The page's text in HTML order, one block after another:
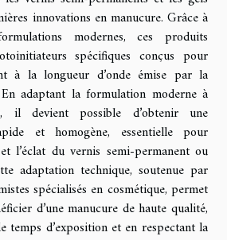
innovations en manucure. Grâce à
modernes, ces produits
spécifiques conçus pour
à la longueur d’onde émise par la
adaptant la formulation moderne à
il devient possible d’obtenir une
et homogène, essentielle pour
l’éclat du vernis semi-permanent ou
adaptation technique, soutenue par
spécialisés en cosmétique, permet
d’une manucure de haute qualité,
temps d’exposition et en respectant la